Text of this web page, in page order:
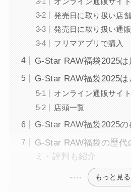
発売日に取り扱い店
発売日に取り扱い通
フリマアプリで購入
G-Star RAW福袋2025
G-Star RAW福袋2025は
オンライン通販サイ
店頭一覧
G-Star RAW福袋2025の
G-Star RAW福袋の歴代
ミ・評判も紹介
もっと見る